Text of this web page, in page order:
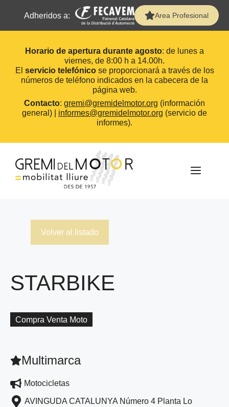
Adheridos a: Area Profesional
Horario de apertura durante agosto: de lunes a
viernes, de 8:00 h a 14.00h.
El servicio telefónicose proporcionará a través de los
números de teléfono indicados en la cabecera de la
página web.
Contacto: gremi@gremidelmotor.org (información
general) | informes@gremidelmotor.org (servicio de
informes).
contenido
Volver al listado
STARBIKE
Compra Venta Moto
Multimarca
Motocicletas
AVINGUDA CATALUNYA Número 4 Planta Lo